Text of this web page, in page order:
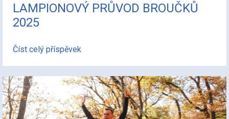
LAMPIONOVÝ PRŮVOD BROUČKŮ
2025
Číst celý příspěvek